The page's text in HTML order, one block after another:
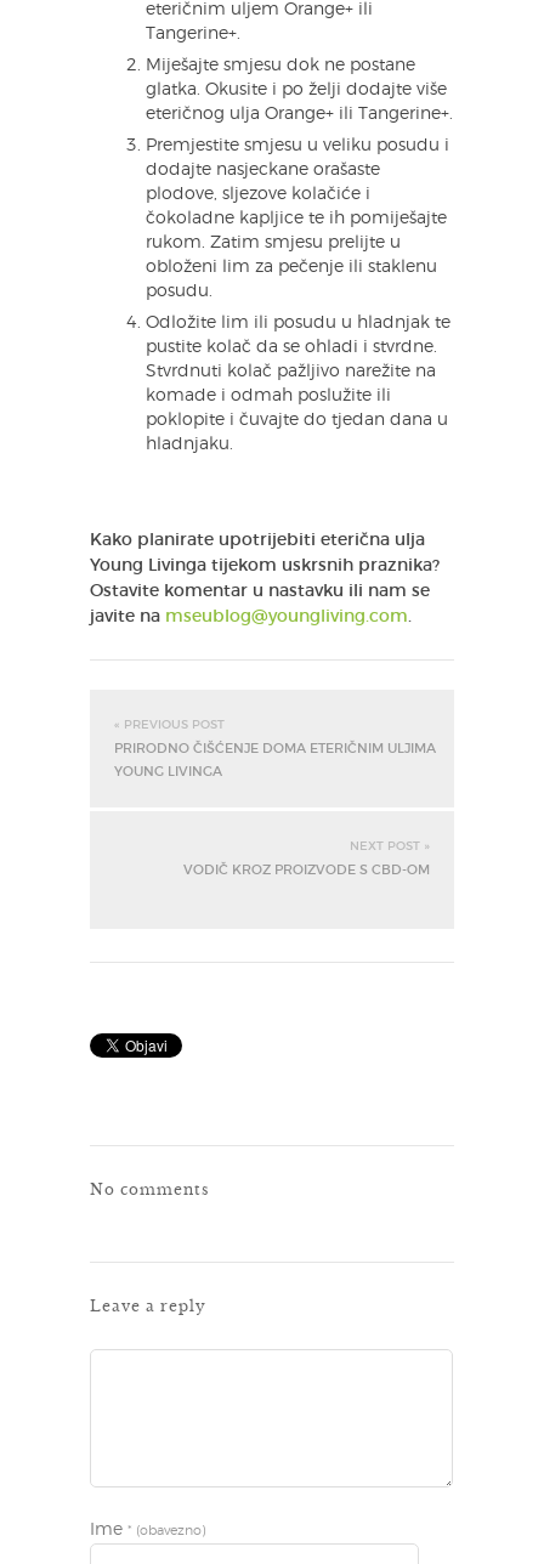
eteričnim uljem Orange+ ili
Tangerine+.
Miješajte smjesu dok ne postane
glatka. Okusite i po želji dodajte više
eteričnog ulja Orange+ ili Tangerine+.
Premjestite smjesu u veliku posudu i
dodajte nasjeckane orašaste
plodove, sljezove kolačiće i
čokoladne kapljice te ih pomiješajte
rukom. Zatim smjesu prelijte u
obloženi lim za pečenje ili staklenu
posudu.
Odložite lim ili posudu u hladnjak te
pustite kolač da se ohladi i stvrdne.
Stvrdnuti kolač pažljivo narežite na
komade i odmah poslužite ili
poklopite i čuvajte do tjedan dana u
hladnjaku.
Kako planirate upotrijebiti eterična ulja
Young Livinga tijekom uskrsnih praznika?
Ostavite komentar u nastavku ili nam se
javite na mseublog@youngliving.com.
« PREVIOUS POST
PRIRODNO ČIŠĆENJE DOMA ETERIČNIM ULJIMA
YOUNG LIVINGA
NEXT POST »
VODIČ KROZ PROIZVODE S CBD-OM
No comments
Leave a reply
Ime * (obavezno)